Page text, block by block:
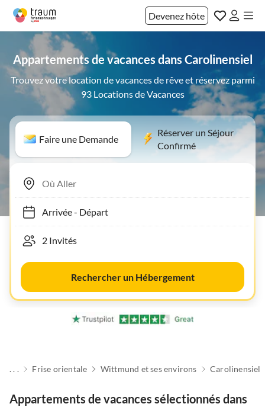
Devenez hôte
Appartements de vacances dans Carolinensiel
Trouvez votre location de vacances de rêve et réservez parmi
93 Locations de Vacances
Faire une Demande
Réserver un Séjour
Confirmé
Arrivée- Départ
Rechercher un Hébergement
. . . Frise orientale Wittmund et ses environs Carolinensiel
Appartements de vacances sélectionnés dans